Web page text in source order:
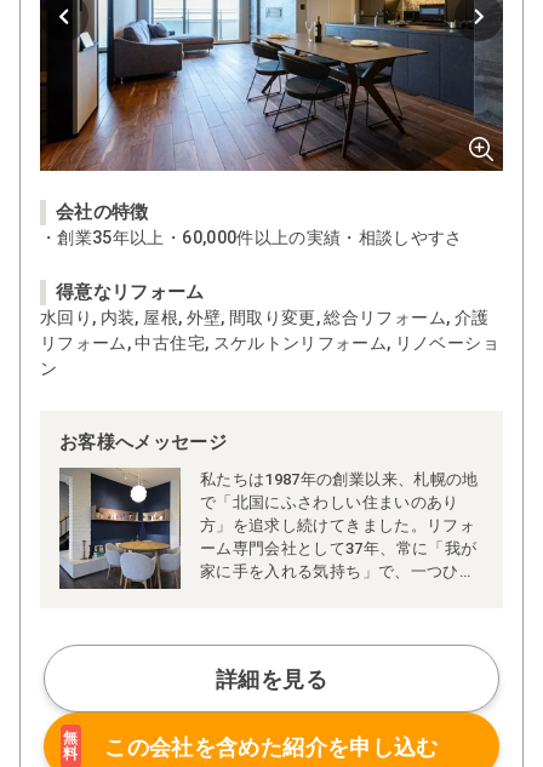
会社の特徴
・創業35年以上・60,000件以上の実績・相談しやすさ
得意なリフォーム
水回り, 内装, 屋根, 外壁, 間取り変更, 総合リフォーム, 介護
リフォーム, 中古住宅, スケルトンリフォーム, リノベーショ
ン
お客様へメッセージ
私たちは1987年の創業以来、札幌の地
で「北国にふさわしい住まいのあり
方」を追求し続けてきました。リフォ
ーム専門会社として37年、常に「我が
家に手を入れる気持ち」で、一つひと
リノベーション・リフォーム・水回
り・外装の4部門を軸に、専門知識を
持つスタッフがチームで対応。小さな
修繕から大規模な増改築まで、これま
でに6万件以上の施工実績を積み重ね
てまいりました。適正な価格と明確な
詳細を見る
無
料
この会社を含めた紹介を申し込む